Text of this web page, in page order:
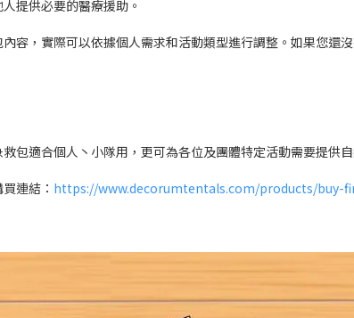
提供必要的醫療援助。
容，實際可以依據個人需求和活動類型進行調整。如果您還
包適合個人丶小隊用，更可為各位及團體特定活動需要提供
連結： https://www.decorumtentals.com/products/buy-